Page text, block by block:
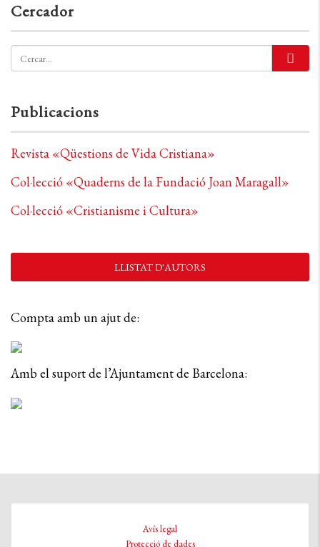
Cercador
Publicacions
Revista «Qüestions de Vida Cristiana»
Col·lecció «Quaderns de la Fundació Joan Maragall»
Col·lecció «Cristianisme i Cultura»
LLISTAT D'AUTORS
Compta amb un ajut de:
Amb el suport de l’Ajuntament de Barcelona:
Avís legal
Protecció de dades